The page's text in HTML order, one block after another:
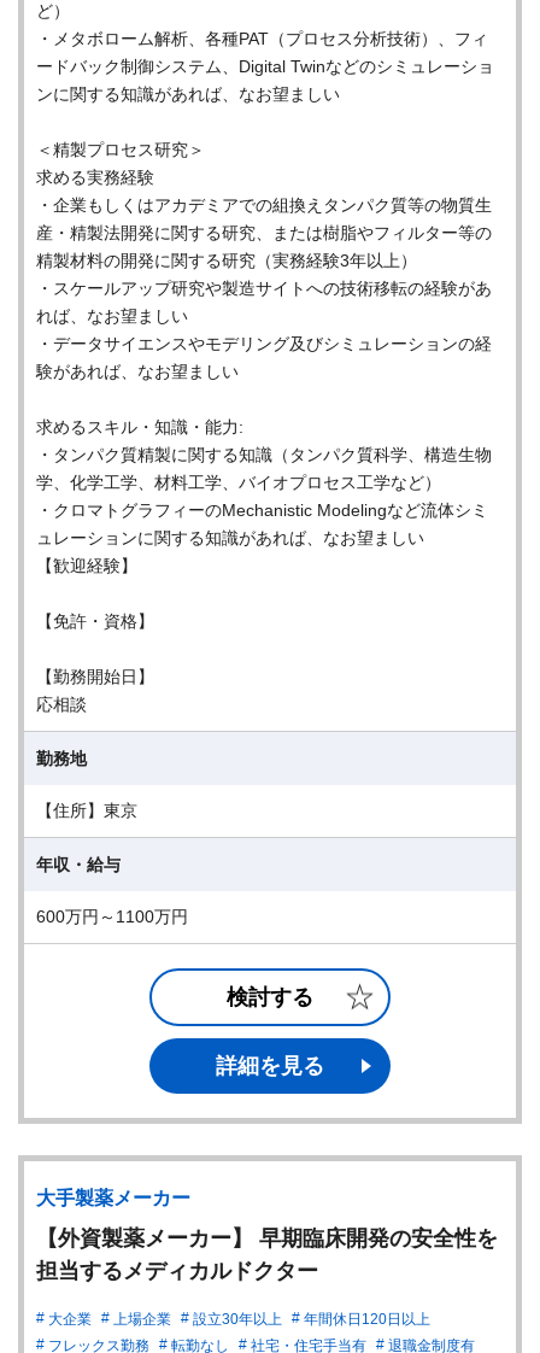
ど）
・メタボローム解析、各種PAT（プロセス分析技術）、フィ
ードバック制御システム、Digital Twinなどのシミュレーショ
ンに関する知識があれば、なお望ましい
＜精製プロセス研究＞
求める実務経験
・企業もしくはアカデミアでの組換えタンパク質等の物質生
産・精製法開発に関する研究、または樹脂やフィルター等の
精製材料の開発に関する研究（実務経験3年以上）
・スケールアップ研究や製造サイトへの技術移転の経験があ
れば、なお望ましい
・データサイエンスやモデリング及びシミュレーションの経
験があれば、なお望ましい
求めるスキル・知識・能力:
・タンパク質精製に関する知識（タンパク質科学、構造生物
学、化学工学、材料工学、バイオプロセス工学など）
・クロマトグラフィーのMechanistic Modelingなど流体シミ
ュレーションに関する知識があれば、なお望ましい
【歓迎経験】
【免許・資格】
【勤務開始日】
応相談
勤務地
【住所】東京
年収・給与
600万円～1100万円
検討する
詳細を見る
大手製薬メーカー
【外資製薬メーカー】 早期臨床開発の安全性を
担当するメディカルドクター
大企業 上場企業 設立30年以上
年間休日120日以上
フレックス勤務
転勤なし 社宅・住宅手当有 退職金制度有